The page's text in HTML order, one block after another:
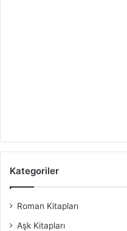
Kategoriler
Roman Kitapları
Aşk Kitapları